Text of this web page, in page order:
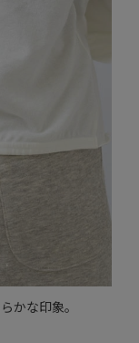
かな印象。